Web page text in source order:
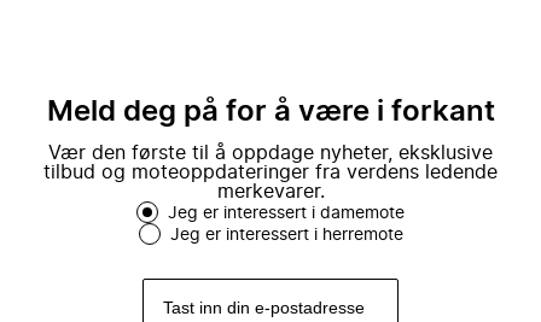
Meld deg på for å være i forkant
Vær den første til å oppdage nyheter, eksklusive
tilbud og moteoppdateringer fra verdens ledende
merkevarer.
Jeg er interessert i damemote
Jeg er interessert i herremote